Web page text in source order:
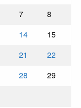
7
8
14
15
21
22
28
29